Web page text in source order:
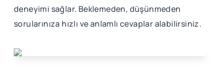
deneyimi sağlar. Beklemeden, düşünmeden
sorularınıza hızlı ve anlamlı cevaplar alabilirsiniz.